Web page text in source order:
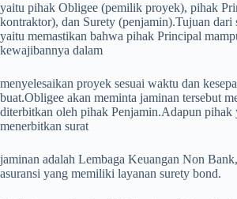
yaitu pihak Obligee (pemilik proyek), pihak
kontraktor), dan Surety (penjamin).Tujuan dari
yaitu memastikan bahwa pihak Principal
kewajibannya dalam
menyelesaikan proyek sesuai waktu dan
buat.Obligee akan meminta jaminan tersebut
diterbitkan oleh pihak Penjamin.Adapun pihak
menerbitkan surat
jaminan adalah Lembaga Keuangan Non
asuransi yang memiliki layanan surety bond.